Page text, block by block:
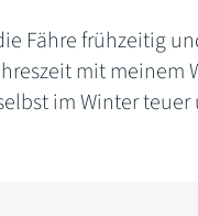
Fähre frühzeitig
mit
im Winter